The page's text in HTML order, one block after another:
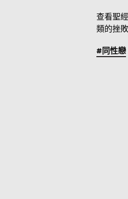
查看聖
類的挫
#同性戀